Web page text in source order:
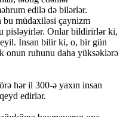
edilə də bilərlər.
bu müdaxiləsi çaynizm
pisləyirlər. Onlar bildirirlər ki,
İnsan bilir ki, o, bir gün
onun ruhunu daha yüksəklərə
hər il 300-ə yaxın insan
edirlər.